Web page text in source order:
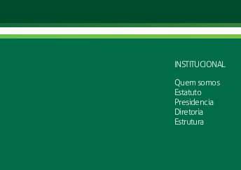
INSTITUCIONAL
Quem somos
Estatuto
Presidencia
Diretoria
Estrutura